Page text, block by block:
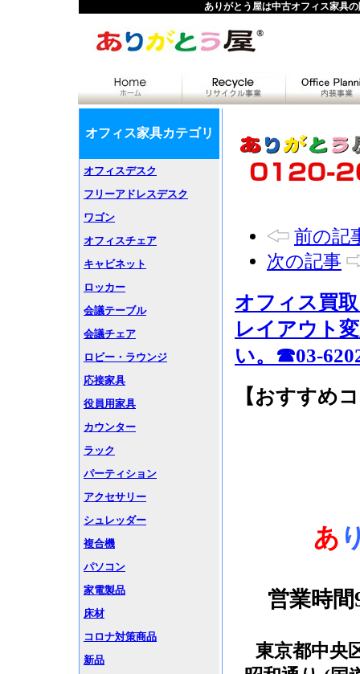
ありがとう屋は中古オフィス家具
前の記
次の記事
オフィス買
レイアウト
い。☎03-
【おすすめ
あ
営業時
東京都中央
オフィス家具カテゴリ
オフィスデスク
フリーアドレスデスク
ワゴン
オフィスチェア
キャビネット
ロッカー
会議テーブル
会議チェア
ロビー・ラウンジ
応接家具
役員用家具
カウンター
ラック
パーティション
アクセサリー
シュレッダー
複合機
パソコン
家電製品
床材
コロナ対策商品
新品